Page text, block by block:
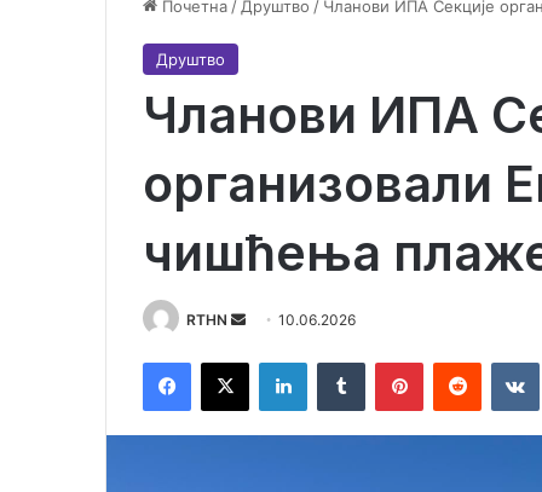
Почетна / Друштво / Чланови ИПА Секције
Друштво
Чланови ИПА
организовали
чишћења
RTHN
d
a
10.06.2026